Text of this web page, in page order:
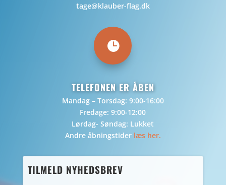
tage@klauber-flag.dk

TELEFONEN ER ÅBEN
Mandag – Torsdag: 9:00-16:00
Fredage: 9:00-12:00
Lørdag- Søndag: Lukket
Andre åbningstider læs her.
TILMELD NYHEDSBREV